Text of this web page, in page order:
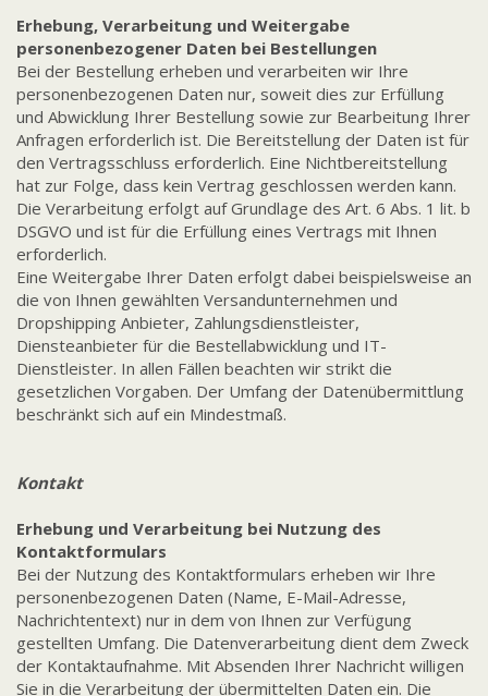
Erhebung, Verarbeitung und Weitergabe
personenbezogener Daten bei Bestellungen
Bei der Bestellung erheben und verarbeiten wir Ihre
personenbezogenen Daten nur, soweit dies zur Erfüllung
und Abwicklung Ihrer Bestellung sowie zur Bearbeitung Ihrer
Anfragen erforderlich ist. Die Bereitstellung der Daten ist für
den Vertragsschluss erforderlich. Eine Nichtbereitstellung
hat zur Folge, dass kein Vertrag geschlossen werden kann.
Die Verarbeitung erfolgt auf Grundlage des Art. 6 Abs. 1 lit. b
DSGVO und ist für die Erfüllung eines Vertrags mit Ihnen
erforderlich.
Eine Weitergabe Ihrer Daten erfolgt dabei beispielsweise an
die von Ihnen gewählten Versandunternehmen und
Dropshipping Anbieter, Zahlungsdienstleister,
Diensteanbieter für die Bestellabwicklung und IT-
Dienstleister. In allen Fällen beachten wir strikt die
gesetzlichen Vorgaben. Der Umfang der Datenübermittlung
beschränkt sich auf ein Mindestmaß.
Kontakt
Erhebung und Verarbeitung bei Nutzung des
Kontaktformulars
Bei der Nutzung des Kontaktformulars erheben wir Ihre
personenbezogenen Daten (Name, E-Mail-Adresse,
Nachrichtentext) nur in dem von Ihnen zur Verfügung
gestellten Umfang. Die Datenverarbeitung dient dem Zweck
der Kontaktaufnahme. Mit Absenden Ihrer Nachricht willigen
Sie in die Verarbeitung der übermittelten Daten ein. Die